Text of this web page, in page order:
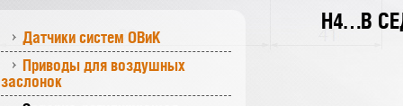
Датчики систем ОВиК
Приводы для воздушных
заслонок
H4…B